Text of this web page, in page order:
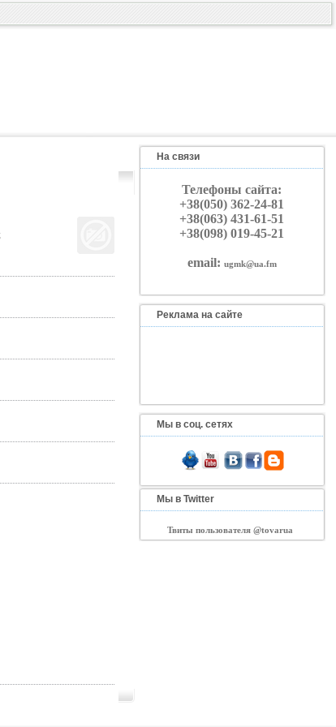
На связи
Телефоны сайта:
+38(050) 362-24-81
+38(063) 431-61-51
+38(098) 019-45-21
email: ugmk@ua.fm
Реклама на сайте
Мы в соц. сетях
Мы в Twitter
Твиты пользователя @tovarua